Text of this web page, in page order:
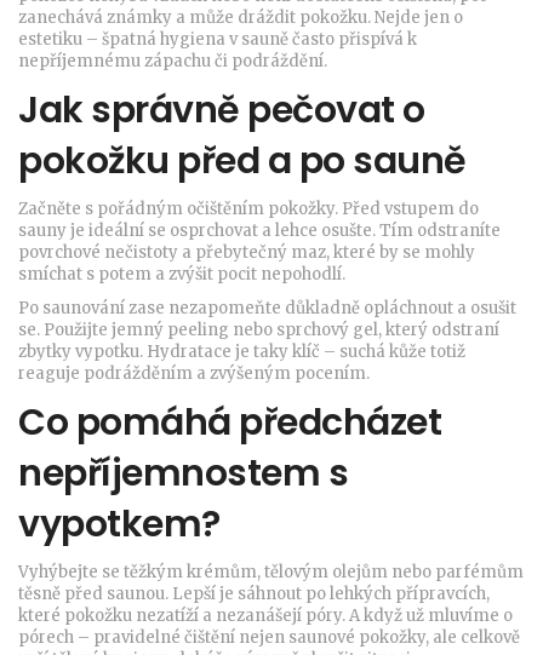
zanechává známky a může dráždit pokožku. Nejde jen o
estetiku – špatná hygiena v sauně často přispívá k
nepříjemnému zápachu či podráždění.
Jak správně pečovat o
pokožku před a po sauně
Začněte s pořádným očištěním pokožky. Před vstupem do
sauny je ideální se osprchovat a lehce osušte. Tím odstraníte
povrchové nečistoty a přebytečný maz, které by se mohly
smíchat s potem a zvýšit pocit nepohodlí.
Po saunování zase nezapomeňte důkladně opláchnout a osušit
se. Použijte jemný peeling nebo sprchový gel, který odstraní
zbytky vypotku. Hydratace je taky klíč – suchá kůže totiž
reaguje podrážděním a zvýšeným pocením.
Co pomáhá předcházet
nepříjemnostem s
vypotkem?
Vyhýbejte se těžkým krémům, tělovým olejům nebo parfémům
těsně před saunou. Lepší je sáhnout po lehkých přípravcích,
které pokožku nezatíží a nezanášejí póry. A když už mluvíme o
pórech – pravidelné čištění nejen saunové pokožky, ale celkově